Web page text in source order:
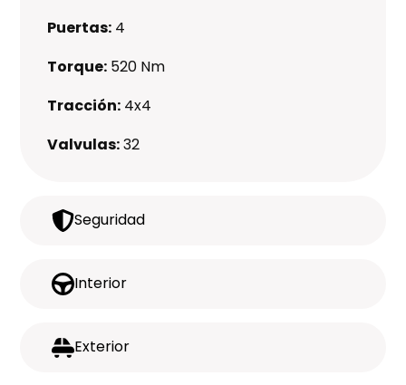
Seguridad
Interior
Exterior
Puertas: 4
Torque: 520 Nm
Tracción: 4x4
Valvulas:32